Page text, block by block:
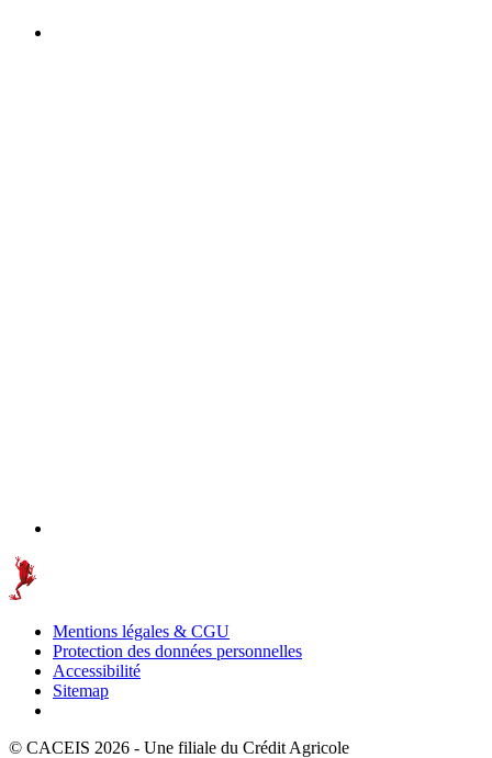
Mentions légales & CGU
Protection des données personnelles
Accessibilité
Sitemap
© CACEIS 2026 - Une filiale du Crédit Agricole